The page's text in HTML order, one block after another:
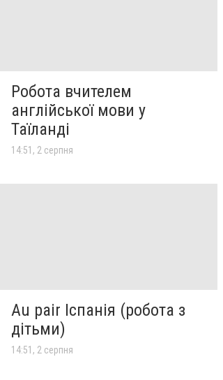
Робота вчителем
англійської мови у
Таїланді
14:51, 2 серпня
Au pair Іспанія (робота з
дітьми)
14:51, 2 серпня